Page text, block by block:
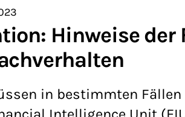
Hinweise der
in bestimmten Fällen